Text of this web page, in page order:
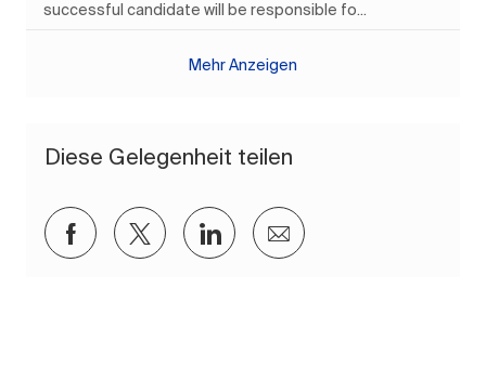
successful candidate will be responsible fo...
Mehr Anzeigen
Diese Gelegenheit teilen
Über Facebook teilen
Über Twitter teilen
Über LinkedIn teilen
Per E-Mail teilen